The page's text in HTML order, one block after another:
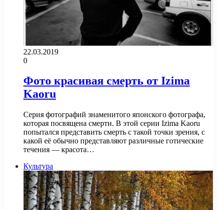
22.03.2019
0
Фото красивая смерть от Izima
Kaoru
Серия фотографий знаменитого японского фотографа,
которая посвящена смерти. В этой серии Izima Kaoru
попытался представить смерть с такой точки зрения, с
какой её обычно представляют различные готические
течения — красота…
Культура